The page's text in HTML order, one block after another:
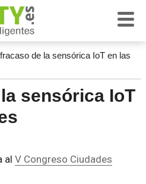
de la sensórica IoT en las
sensórica IoT
al V Congreso Ciudades